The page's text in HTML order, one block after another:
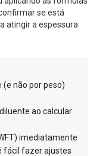
se está
atingir a espessura
(e não por peso)
ao calcular
imediatamente
fácil fazer ajustes